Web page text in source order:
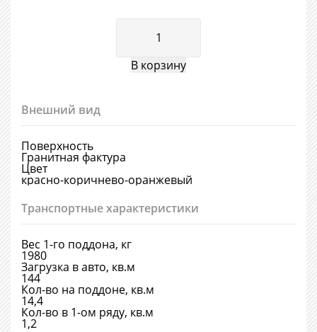
Внешний вид
Поверхность
Гранитная фактура
Цвет
красно-коричнево-оранжевый
Транспортные характеристики
Вес 1-го поддона, кг
1980
Загрузка в авто, кв.м
144
Кол-во на поддоне, кв.м
14,4
Кол-во в 1-ом ряду, кв.м
1,2